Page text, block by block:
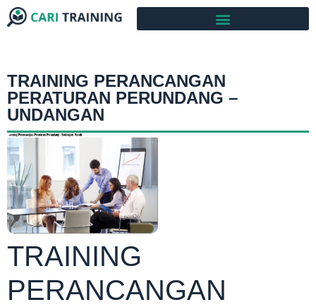
TRAINING PERANCANGAN
PERATURAN PERUNDANG –
UNDANGAN
TRAINING
PERANCANGAN